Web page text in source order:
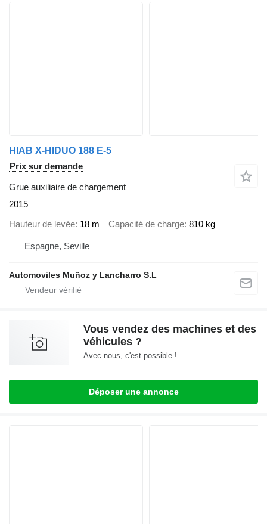
HIAB X-HIDUO 188 E-5
Prix sur demande
Grue auxiliaire de chargement
2015
Hauteur de levée 18 m Capacité de charge 810 kg
Espagne, Seville
Automoviles Muñoz y Lancharro S.L
Vous vendez des machines et des
véhicules ?
Avec nous, c'est possible !
Déposer une annonce